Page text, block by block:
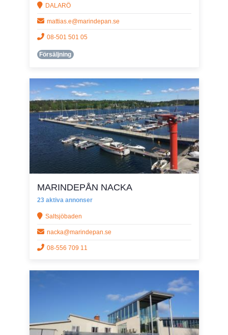
DALARÖ
mattias.e@marindepan.se
08-501 501 05
Försäljning
MARINDEPÅN NACKA
23 aktiva annonser
Saltsjöbaden
nacka@marindepan.se
08-556 709 11